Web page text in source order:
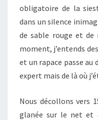
obligatoire de la
dans un silence
de sable rouge et de
moment, j’entends
et un rapace passe au
expert mais de là où
Nous décollons vers
glanée sur le net et